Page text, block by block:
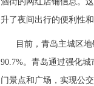
升了夜间出行的便利性
目前，青岛主城区
90.7%。青岛通过强化
门景点和广场，实现公